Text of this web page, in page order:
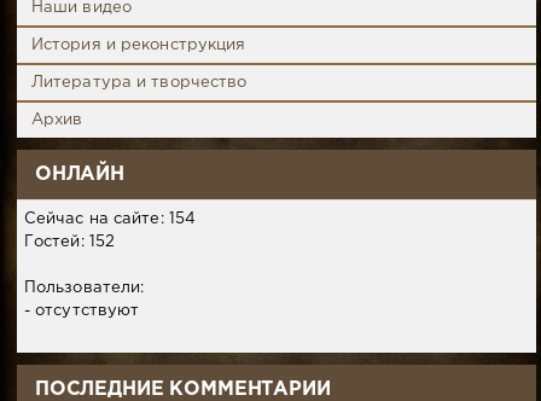
Наши видео
История и реконструкция
Литература и творчество
Архив
ОНЛАЙН
Сейчас на сайте: 154
Гостей: 152
Пользователи:
- отсутствуют
ПОСЛЕДНИЕ КОММЕНТАРИИ